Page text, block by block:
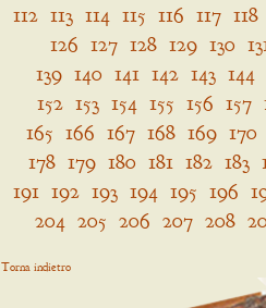
112 113 114 115 116 117 118
126 127 128 129 130
139 140 141 142 143 144
152 153 154 155 156 157
165 166 167 168 169 170
178 179 180 181 182 183
191 192 193 194 195 196
204 205 206 207 208
Torna indietro